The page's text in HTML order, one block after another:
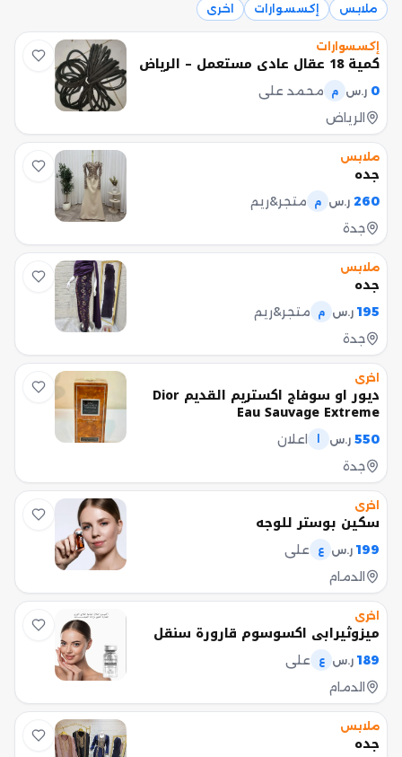
ملابس إكسسوارات اخرى
إكسسوارات
كمية 18 عقال عادي مستعمل – الرياض
0 ر.س م
محمد علي
الرياض
ملابس
جده
260 ر.س م
متجر&ريم
جدة
ملابس
جده
195 ر.س م
متجر&ريم
جدة
اخرى
ديور او سوفاج اكستريم القديم Dior
Eau Sauvage Extreme
550 ر.س
اعلان
جدة
اخرى
سكين بوستر للوجه
199 ر.س ع
علي
الدمام
اخرى
ميزوثيرابي اكسوسوم قارورة سنقل
189 ر.س ع
علي
الدمام
ملابس
جده